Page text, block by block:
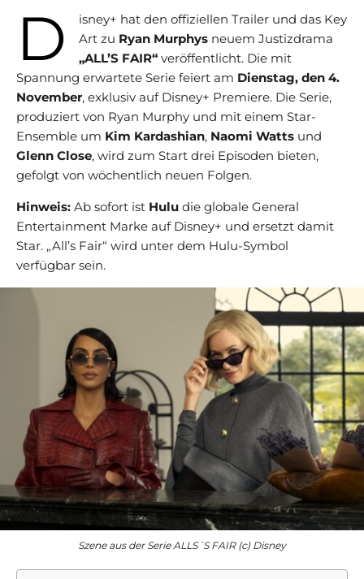
D
isney+ hat den offiziellen Trailer und das Key
Art zu Ryan Murphys neuem Justizdrama
„ALL’S FAIR“ veröffentlicht. Die mit
Spannung erwartete Serie feiert am Dienstag, den 4.
November, exklusiv auf Disney+ Premiere. Die Serie,
produziert von Ryan Murphy und mit einem Star-
Ensemble um Kim Kardashian, Naomi Watts und
Glenn Close, wird zum Start drei Episoden bieten,
gefolgt von wöchentlich neuen Folgen.
Hinweis: Ab sofort ist Hulu die globale General
Entertainment Marke auf Disney+ und ersetzt damit
Star. „All’s Fair“ wird unter dem Hulu-Symbol
verfügbar sein.
Szene aus der Serie ALLS´S FAIR (c) Disney